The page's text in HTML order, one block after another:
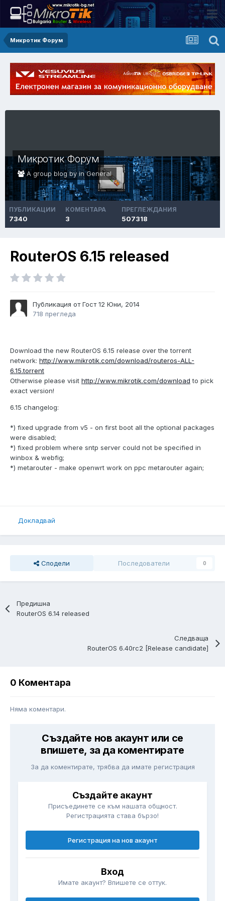
Микротик Форум
Микротик Форум
A group blog by inGeneral
ПУБЛИКАЦИИ
7340
КОМЕНТАРА
3
ПРЕГЛЕЖДАНИЯ
507318
RouterOS 6.15 released
Публикация от Гост12 Юни, 2014
718 прегледа
Download the new RouterOS 6.15 release over the torrent
network: http://www.mikrotik.com/download/routeros-ALL-
6.15.torrent
Otherwise please visit http://www.mikrotik.com/download to pick
exact version!
6.15 changelog:
*) fixed upgrade from v5 - on first boot all the optional packages
were disabled;
*) fixed problem where sntp server could not be specified in
winbox & webfig;
*) metarouter - make openwrt work on ppc metarouter again;
Докладвай
Сподели Последователи 0
Предишна
RouterOS 6.14 released
Следваща
RouterOS 6.40rc2 [Release candidate]
0 Коментара
Няма коментари.
Създайте нов акаунт или се
впишете, за да коментирате
За да коментирате, трябва да имате регистрация
Създайте акаунт
Присъединете се към нашата общност.
Регистрацията става бързо!
Регистрация на нов акаунт
Вход
Имате акаунт? Впишете се оттук.